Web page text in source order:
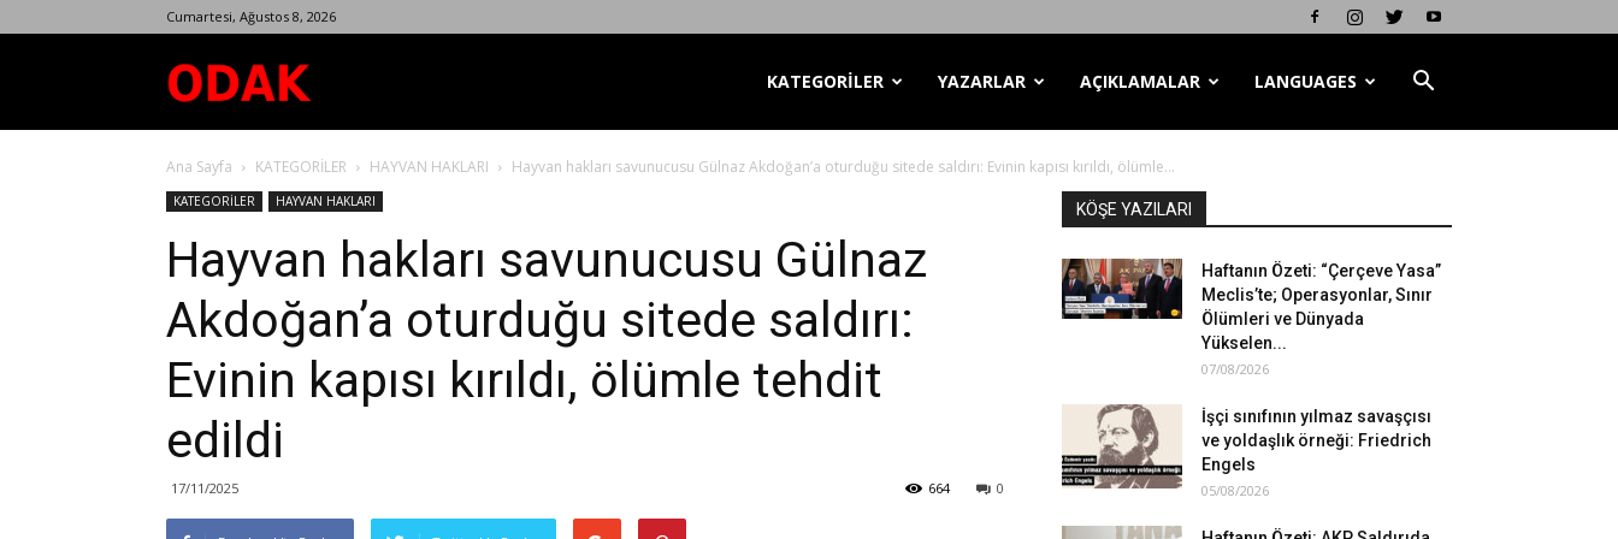
Cumartesi, Ağustos 8, 2026
Dergisi
KATEGORİLER YAZARLAR AÇIKLAMALAR LANGUAGES
Ana Sayfa KATEGORİLER HAYVAN HAKLARI Hayvan hakları savunucusu Gülnaz Akdoğan’a oturduğu sitede saldırı: Evinin kapısı kırıldı, ölümle...
KATEGORİLER HAYVAN HAKLARI
Hayvan hakları savunucusu Gülnaz
Akdoğan’a oturduğu sitede saldırı:
Evinin kapısı kırıldı, ölümle tehdit
edildi
17/11/2025 0
664
KÖŞE YAZILARI
Haftanın Özeti: “Çerçeve Yasa”
Meclis’te; Operasyonlar, Sınır
Ölümleri ve Dünyada
Yükselen...
07/08/2026
İşçi sınıfının yılmaz savaşçısı
ve yoldaşlık örneği: Friedrich
Engels
05/08/2026